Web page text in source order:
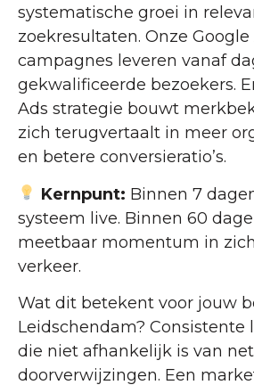
systematische groei in
zoekresultaten. Onze Google
campagnes leveren vanaf
gekwalificeerde bezoekers.
Ads strategie bouwt
zich terugvertaalt in meer
en betere conversieratio’s.
Kernpunt: Binnen 7
systeem live. Binnen 60
meetbaar momentum in
verkeer.
Wat dit betekent voor jouw
Leidschendam? Consistente
die niet afhankelijk is van
doorverwijzingen. Een